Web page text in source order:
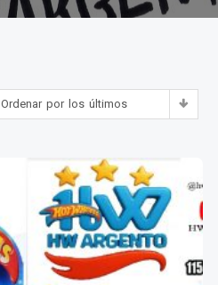
Ordenar por los últimos